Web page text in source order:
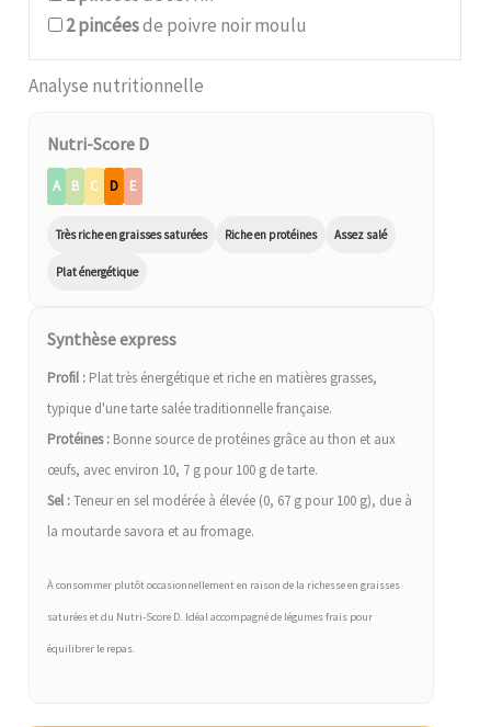
2pincéesde poivre noir moulu
Analyse nutritionnelle
Nutri-Score D
A B C D E
Très riche en graisses saturées Riche en protéines Assez salé
Plat énergétique
Synthèse express
Profil : Plat très énergétique et riche en matières grasses,
typique d'une tarte salée traditionnelle française.
Protéines : Bonne source de protéines grâce au thon et aux
œufs, avec environ 10, 7 g pour 100 g de tarte.
Sel :Teneur en sel modérée à élevée (0, 67 g pour 100 g), due à
la moutarde savora et au fromage.
À consommer plutôt occasionnellement en raison de la richesse en graisses
saturées et du Nutri-Score D. Idéal accompagné de légumes frais pour
équilibrer le repas.